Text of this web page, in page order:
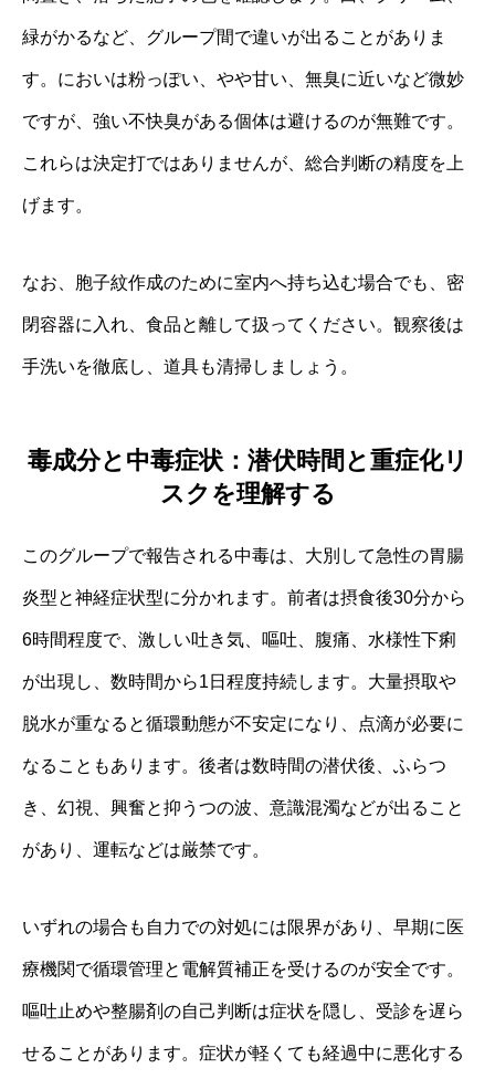
緑がかるなど、グループ間で違いが出ることがありま
す。においは粉っぽい、やや甘い、無臭に近いなど微妙
ですが、強い不快臭がある個体は避けるのが無難です。
これらは決定打ではありませんが、総合判断の精度を上
げます。
なお、胞子紋作成のために室内へ持ち込む場合でも、密
閉容器に入れ、食品と離して扱ってください。観察後は
手洗いを徹底し、道具も清掃しましょう。
毒成分と中毒症状：潜伏時間と重症化リ
スクを理解する
このグループで報告される中毒は、大別して急性の胃腸
炎型と神経症状型に分かれます。前者は摂食後30分から
6時間程度で、激しい吐き気、嘔吐、腹痛、水様性下痢
が出現し、数時間から1日程度持続します。大量摂取や
脱水が重なると循環動態が不安定になり、点滴が必要に
なることもあります。後者は数時間の潜伏後、ふらつ
き、幻視、興奮と抑うつの波、意識混濁などが出ること
があり、運転などは厳禁です。
いずれの場合も自力での対処には限界があり、早期に医
療機関で循環管理と電解質補正を受けるのが安全です。
嘔吐止めや整腸剤の自己判断は症状を隠し、受診を遅ら
せることがあります。症状が軽くても経過中に悪化する